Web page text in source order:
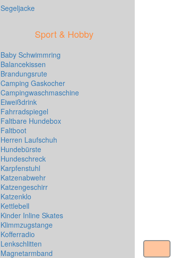
Segeljacke
Sport & Hobby
Baby Schwimmring
Balancekissen
Brandungsrute
Camping Gaskocher
Campingwaschmaschine
Eiweißdrink
Fahrradspiegel
Faltbare Hundebox
Faltboot
Herren Laufschuh
Hundebürste
Hundeschreck
Karpfenstuhl
Katzenabwehr
Katzengeschirr
Katzenklo
Kettlebell
Kinder Inline Skates
Klimmzugstange
Kofferradio
Lenkschlitten
Magnetarmband